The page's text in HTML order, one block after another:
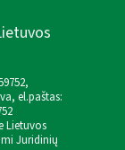
el.paštas:
Lietuvos
Juridinių